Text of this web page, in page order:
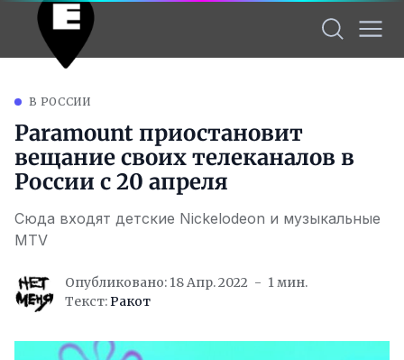
В РОССИИ
Paramount приостановит
вещание своих телеканалов в
России с 20 апреля
Сюда входят детские Nickelodeon и музыкальные
MTV
Опубликовано: 18 Апр. 2022
1 мин.
Текст:Ракот